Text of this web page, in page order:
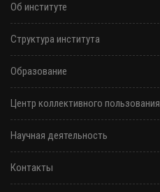
Об институте
Структура института
Образование
Центр коллективного пользования
Научная деятельность
Контакты